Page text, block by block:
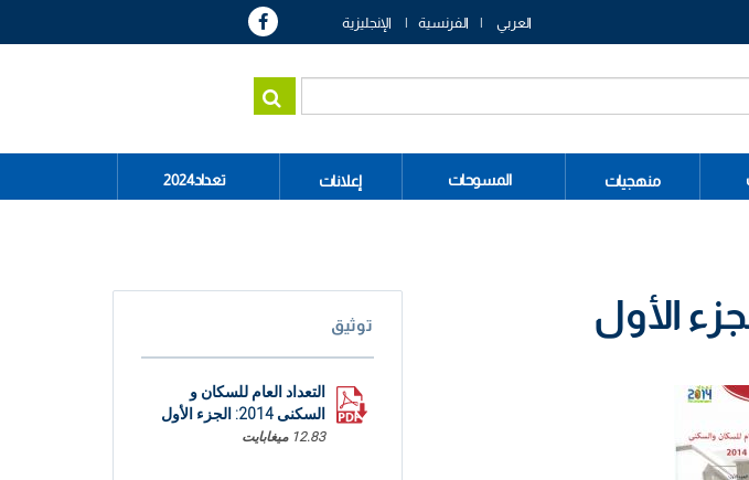
العربي الفرنسية الإنجليزية
منهجيات المسوحات إعلانات تعداد2024
توثيق
التعداد العام للسكان و
السكنى 2014: الجزء الأول
12.83 ميغابايت